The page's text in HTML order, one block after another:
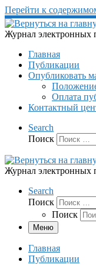
Перейти к
Журнал электронных
Главная
Публикации
Опубликовать
Оплата
Контактный
Search
Поиск
Журнал электронных
Search
Поиск
Поиск
Меню
Главная
Публикации